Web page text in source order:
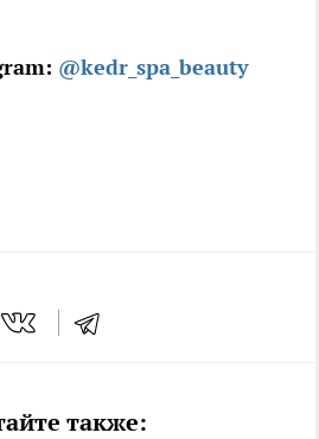
@kedr_spa_beauty
также: